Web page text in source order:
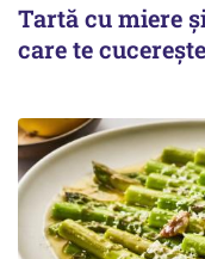
Tartă cu miere
care te